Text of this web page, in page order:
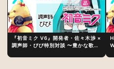
『初音ミク V6』開発者・佐々木渉 ×
調声師・びび特別対談 〜豊かな歌声